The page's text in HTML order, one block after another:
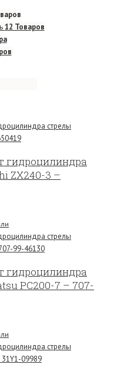
12 Товаров
гидроцилиндра
ZX240-3 –
гидроцилиндра
PC200-7 – 707-